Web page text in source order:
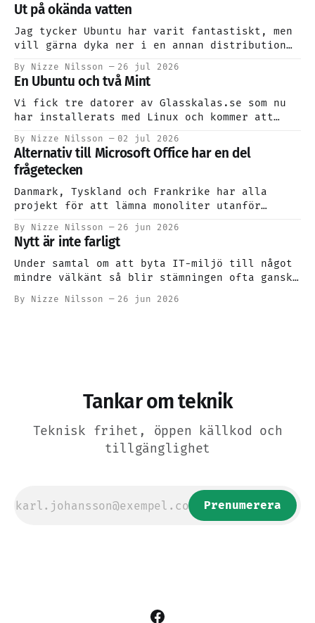
Ut på okända vatten
Jag tycker Ubuntu har varit fantastiskt, men
vill gärna dyka ner i en annan distribution
skillnader. Jag fkommer att fortsätta att
installera Ubuntu åt nya användare, då jag
kan det bättre.
By Nizze Nilsson 26 jul 2026
En Ubuntu och två Mint
Vi fick tre datorer av Glasskalas.se som nu
har installerats med Linux och kommer att
By Nizze Nilsson 02 jul 2026
Alternativ till Microsoft Office har en del
frågetecken
Danmark, Tyskland och Frankrike har alla
projekt för att lämna monoliter utanför
eldat på oron, och man ser sig om efter
alternativ. Ett alternativ finns, Euro-
Office, men det finns också frågetecken.
By Nizze Nilsson 26 jun 2026
Nytt är inte farligt
Under samtal om att byta IT-miljö till något
mindre välkänt så blir stämningen ofta ganska
IT-branschen många gånger börjar skruva på
By Nizze Nilsson 26 jun 2026
Tankar om teknik
Teknisk frihet, öppen källkod och
tillgänglighet
Prenumerera